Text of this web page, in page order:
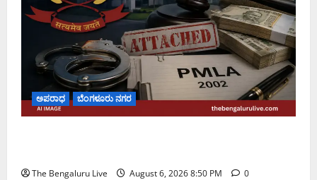
ಅಪರಾಧ ಬೆಂಗಳೂರು ನಗರ
The Bengaluru Live August 6, 2026 8:50 PM 0